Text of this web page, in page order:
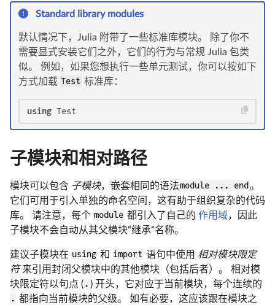
Standard library modules
默认情况下，Julia 附带了一些标准库模块。 除了你不
需要显式安装它们之外，它们的行为与常规 Julia 包类
似。 例如，如果您想执行一些单元测试，你可以按如下
方式加载 Test 标准库：
using Test
子模块和相对路径
模块可以包含 子模块，嵌套相同的语法module ... end。
它们可用于引入单独的命名空间，这有助于组织复杂的代码
库。 请注意，每个 module 都引入了自己的 作用域，因此
子模块不会自动从其父模块“继承”名称。
建议子模块在 using 和 import 语句中使用 相对模块限定
符来引用封闭父模块中的其他模块（包括后者）。 相对模
块限定符以句点 ( . ) 开头，它对应于当前模块，每个连续的
. 都指向当前模块的父级。 如有必要，这应该跟在模块之